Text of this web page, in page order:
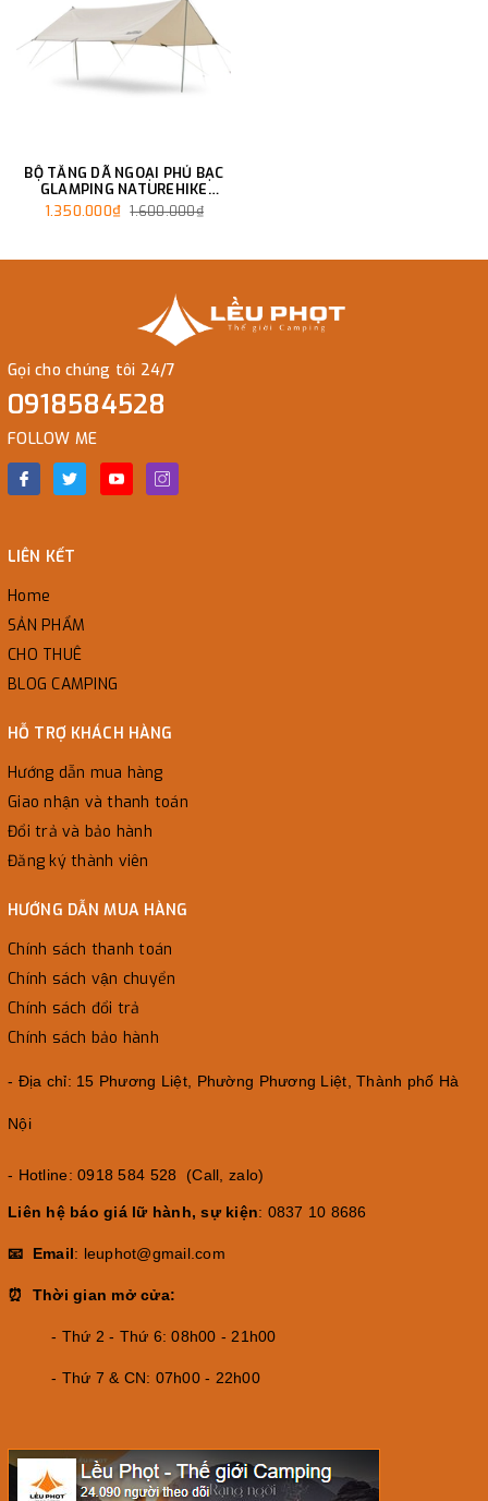
BỘ TĂNG DÃ NGOẠI PHỦ BẠC
GLAMPING NATUREHIKE
NH20TM006
1.350.000₫ 1.600.000₫
Gọi cho chúng tôi 24/7
0918584528
FOLLOW ME
LIÊN KẾT
Home
SẢN PHẨM
CHO THUÊ
BLOG CAMPING
HỖ TRỢ KHÁCH HÀNG
Hướng dẫn mua hàng
Giao nhận và thanh toán
Đổi trả và bảo hành
Đăng ký thành viên
HƯỚNG DẪN MUA HÀNG
Chính sách thanh toán
Chính sách vận chuyển
Chính sách đổi trả
Chính sách bảo hành
- Địa chỉ: 15 Phương Liệt, Phường Phương Liệt, Thành phố Hà
Nội
- Hotline: 0918 584 528 (Call, zalo)
Liên hệ báo giá lữ hành, sự kiện: 0837 10 8686
📧 Email: leuphot@gmail.com
⏰ Thời gian mở cửa:
- Thứ 2 - Thứ 6: 08h00 - 21h00
- Thứ 7 & CN: 07h00 - 22h00